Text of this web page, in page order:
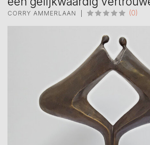
CORRY AMMERLAAN (0)